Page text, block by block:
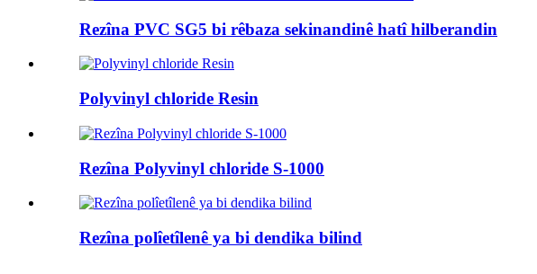
Rezîna PVC SG5 bi rêbaza sekinandinê hatî hilberandin
Polyvinyl chloride Resin
Rezîna Polyvinyl chloride S-1000
Rezîna polîetîlenê ya bi dendika bilind